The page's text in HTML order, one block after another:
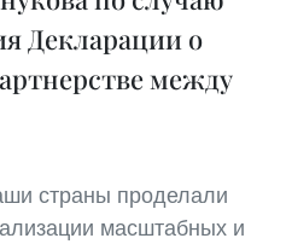
Декларации о
между
страны проделали
масштабных и